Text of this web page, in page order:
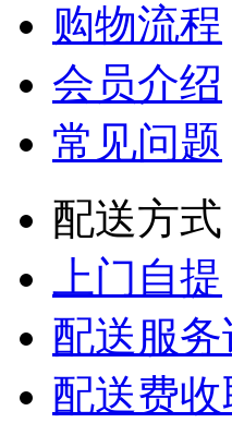
购物流程
会员介绍
常见问题
配送方式
上门自提
配送服务
配送费